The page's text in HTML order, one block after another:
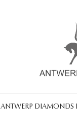
ANTWERP DIAMONDS